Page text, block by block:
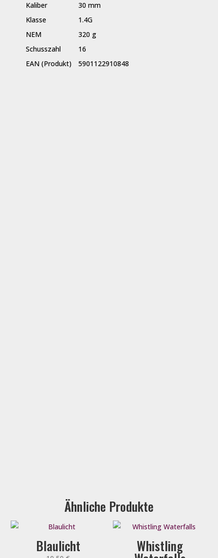
Kaliber
30 mm
Klasse
1.4G
NEM
320 g
Schusszahl
16
EAN (Produkt)
5901122910848
Ähnliche Produkte
Blaulicht Whistling